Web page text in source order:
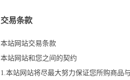
交易条款
本站网站交易条款
本站网站和您之间的契约
1.本站网站将尽最大努力保证您所购商品